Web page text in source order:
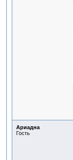
Ариадна
Гость